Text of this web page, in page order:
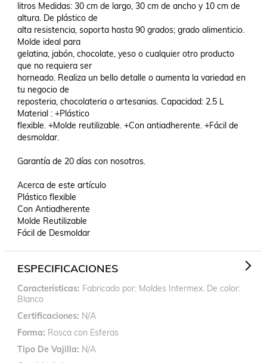
litros Medidas: 30 cm de largo, 30 cm de ancho y 10 cm de
altura. De plástico de
alta resistencia, soporta hasta 90 grados; grado alimenticio.
Molde ideal para
gelatina, jabón, chocolate, yeso o cualquier otro producto
que no requiera ser
horneado. Realiza un bello detalle o aumenta la variedad en
tu negocio de
reposteria, chocolateria o artesanias. Capacidad: 2.5 L
Material : +Plástico
flexible. +Molde reutilizable. +Con antiadherente. +Fácil de
desmoldar.
Garantía de 20 días con nosotros.
Acerca de este artículo
Plástico flexible
Con Antiadherente
Molde Reutilizable
Fácil de Desmoldar
ESPECIFICACIONES
Características Fabricado por: Moldes Intermex. De color:
Blanco
Certificaciones N/A
Forma Rosca con Esferas
Tipo De Vajilla N/A